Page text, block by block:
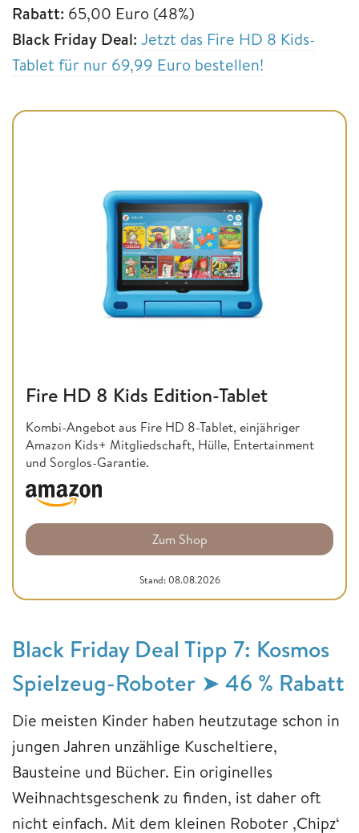
Rabatt: 65,00 Euro (48%)
Black Friday Deal: Jetzt das Fire HD 8 Kids-
Tablet für nur 69,99 Euro bestellen!
Fire HD 8 Kids Edition-Tablet
Kombi-Angebot aus Fire HD 8-Tablet, einjähriger
Amazon Kids+ Mitgliedschaft, Hülle, Entertainment
und Sorglos-Garantie.
Zum Shop
Stand: 08.08.2026
Black Friday Deal Tipp 7: Kosmos
Spielzeug-Roboter ➤ 46 % Rabatt
Die meisten Kinder haben heutzutage schon in
jungen Jahren unzählige Kuscheltiere,
Bausteine und Bücher. Ein originelles
Weihnachtsgeschenk zu finden, ist daher oft
nicht einfach. Mit dem kleinen Roboter ‚Chipz‘